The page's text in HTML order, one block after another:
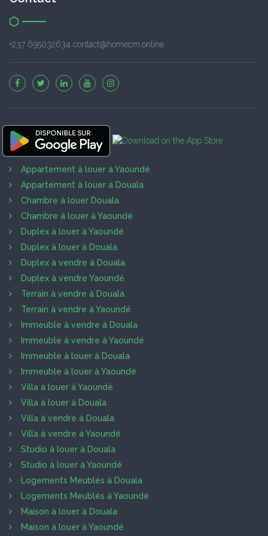
+237 695032634 contact@homecm.online
Appartement à louer à Yaoundé
Appartement à louer à Douala
Chambre à louer Douala
Chambre à louer à Yaoundé
Duplex à louer à Yaoundé
Duplex à louer à Douala
Duplex à vendre à Douala
Duplex à vendre Yaoundé
Terrain à vendre à Douala
Terrain à vendre à Yaoundé
Immeuble à vendre à Douala
Immeuble à vendre à Yaoundé
Immeuble à louer à Douala
Immeuble à louer à Yaoundé
Villa à louer à Yaoundé
Villa à louer à Douala
Villa à vendre à Douala
Villa à vendre à Yaoundé
Studio à louer à Douala
Studio à louer à Yaoundé
Logements Meublés à Douala
Logements Meublés à Yaoundé
Maison à louer à Douala
Maison à louer à Yaoundé